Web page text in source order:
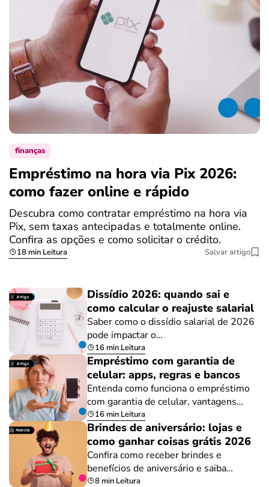
finanças
Empréstimo na hora via Pix 2026:
como fazer online e rápido
Descubra como contratar empréstimo na hora via
Pix, sem taxas antecipadas e totalmente online.
Confira as opções e como solicitar o crédito.
18 min Leitura Salvar artigo
Dissídio 2026: quando sai e
como calcular o reajuste salarial
Saber como o dissídio salarial de 2026
pode impactar o…
16 min Leitura
Empréstimo com garantia de
celular: apps, regras e bancos
Entenda como funciona o empréstimo
com garantia de celular, vantagens…
16 min Leitura
Brindes de aniversário: lojas e
como ganhar coisas grátis 2026
Confira como receber brindes e
benefícios de aniversário e saiba…
8 min Leitura